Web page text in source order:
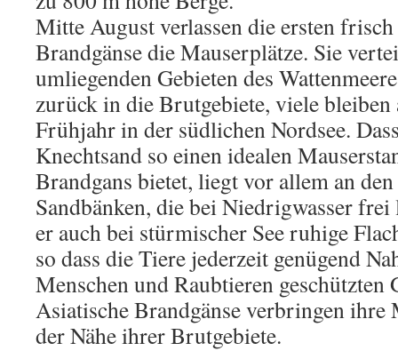
Mitte August verlassen die ersten
Brandgänse die Mauserplätze. Sie
umliegenden Gebieten des
zurück in die Brutgebiete, viele bleiben
Frühjahr in der südlichen Nordsee.
Knechtsand so einen idealen
Brandgans bietet, liegt vor allem an
Sandbänken, die bei Niedrigwasser frei
er auch bei stürmischer See ruhige
so dass die Tiere jederzeit genügend
Menschen und Raubtieren geschützten
Asiatische Brandgänse verbringen ihre
der Nähe ihrer Brutgebiete.